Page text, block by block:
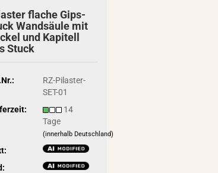
fla­che Gips­
Wand­säu­le mit
und Ka­pi­tell
Stuck
RZ-Pilaster-
SET-01
14
Tage
(innerhalb Deutschland)